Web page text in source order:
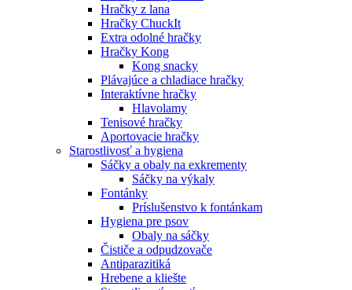
Hračky z lana
Hračky ChuckIt
Extra odolné hračky
Hračky Kong
Kong snacky
Plávajúce a chladiace hračky
Interaktívne hračky
Hlavolamy
Tenisové hračky
Aportovacie hračky
Starostlivosť a hygiena
Sáčky a obaly na exkrementy
Sáčky na výkaly
Fontánky
Príslušenstvo k fontánkam
Hygiena pre psov
Obaly na sáčky
Čističe a odpudzovače
Antiparazitiká
Hrebene a kliešte